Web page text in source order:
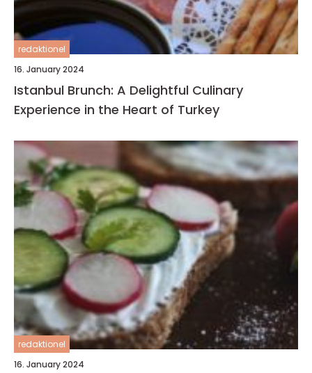
redaktionel
16. January 2024
Istanbul Brunch: A Delightful Culinary
Experience in the Heart of Turkey
redaktionel
16. January 2024